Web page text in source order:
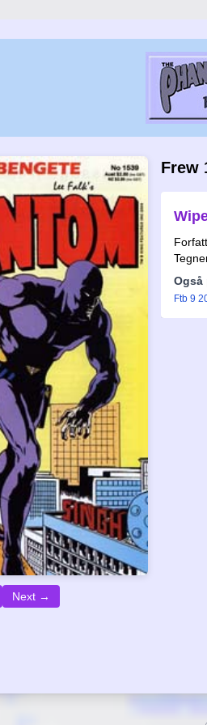
Next →
Frew
Også
Ftb 9